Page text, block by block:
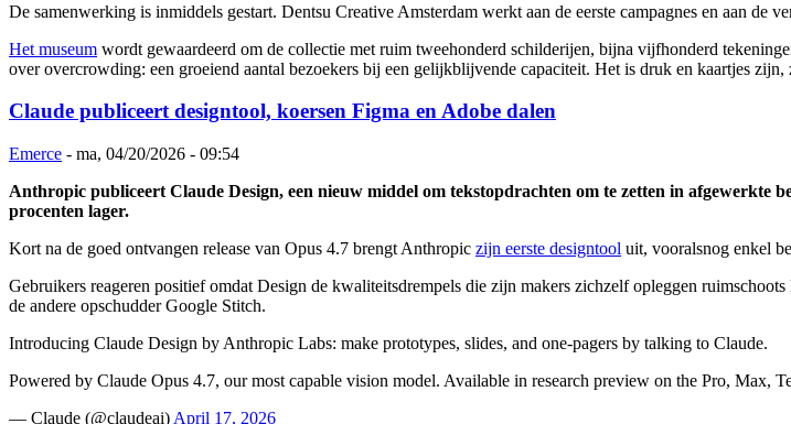
De samenwerking is inmiddels gestart. Dentsu Creative Amsterdam werkt aan de eerste campagnes en aan de
Het museum wordt gewaardeerd om de collectie met ruim tweehonderd schilderijen, bijna vijfhonderd
over overcrowding: een groeiend aantal bezoekers bij een gelijkblijvende capaciteit. Het is druk en kaartjes
Claude publiceert designtool, koersen Figma en Adobe dalen
Emerce - ma, 04/20/2026 - 09:54
Anthropic publiceert Claude Design, een nieuw middel om tekstopdrachten om te zetten in afgewerkte
procenten lager.
Kort na de goed ontvangen release van Opus 4.7 brengt Anthropic zijn eerste designtool uit, vooralsnog enkel
Gebruikers reageren positief omdat Design de kwaliteitsdrempels die zijn makers zichzelf opleggen
de andere opschudder Google Stitch.
Introducing Claude Design by Anthropic Labs: make prototypes, slides, and one-pagers by talking to Claude.
Powered by Claude Opus 4.7, our most capable vision model. Available in research preview on the Pro, Max,
— Claude (@claudeai) April 17, 2026